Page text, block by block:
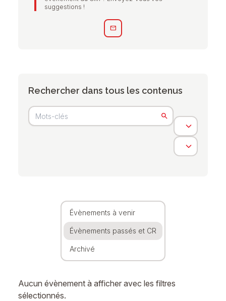
suggestions !
mail
Rechercher dans tous les contenus
Évènements à venir
Évènements passés et CR
Archivé
Aucun évènement à afficher avec les filtres
sélectionnés.